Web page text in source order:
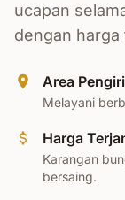
ucapan
dengan harga
Area
Melayani
Harga
Karangan
bersaing.